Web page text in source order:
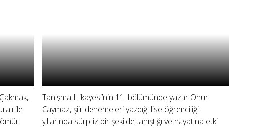
ile
Tanışma Hikayesi’nin 11. bölümünde yazar Onur
Caymaz, şiir denemeleri yazdığı lise öğrenciliği
yıllarında sürpriz bir şekilde tanıştığı ve hayatına etki